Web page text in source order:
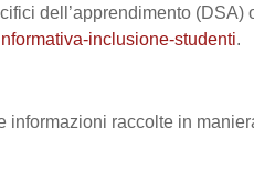
dell’apprendimento (DSA)
inclusione-studenti.
raccolte in